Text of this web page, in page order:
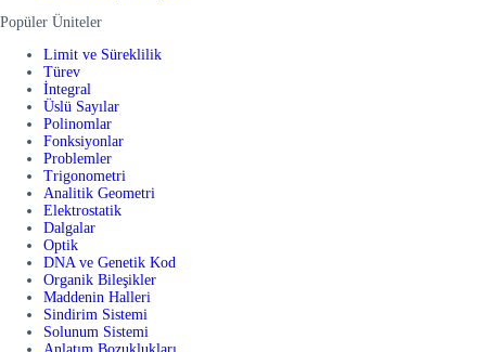
Popüler Üniteler
Limit ve Süreklilik
Türev
İntegral
Üslü Sayılar
Polinomlar
Fonksiyonlar
Problemler
Trigonometri
Analitik Geometri
Elektrostatik
Dalgalar
Optik
DNA ve Genetik Kod
Organik Bileşikler
Maddenin Halleri
Sindirim Sistemi
Solunum Sistemi